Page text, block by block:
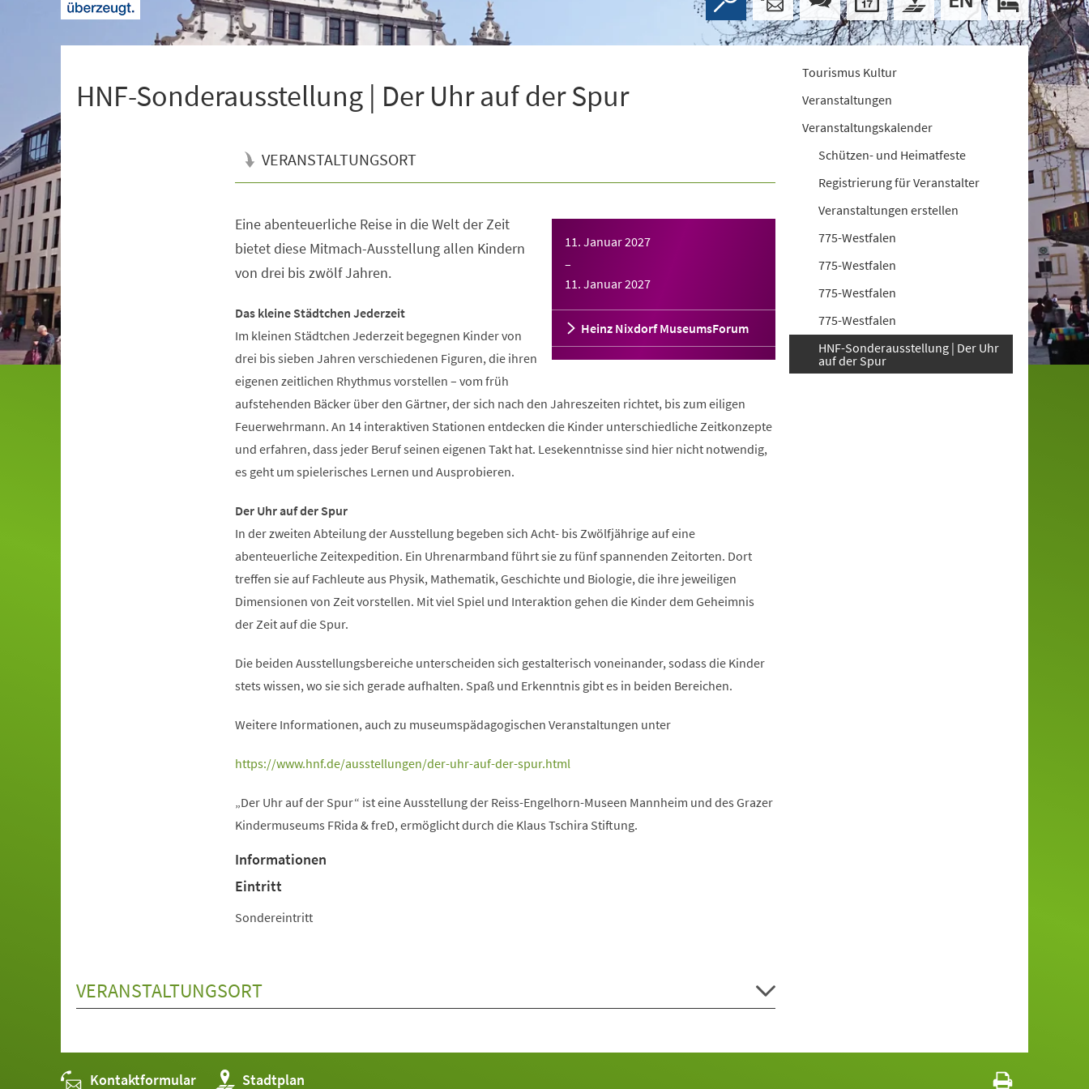
HNF-Sonderausstellung | Der Uhr auf der Spur
VERANSTALTUNGSORT
11. Januar 2027
–
11. Januar 2027
Heinz Nixdorf MuseumsForum
Eine abenteuerliche Reise in die Welt der Zeit
bietet diese Mitmach-Ausstellung allen Kindern
von drei bis zwölf Jahren.
Das kleine Städtchen Jederzeit
Im kleinen Städtchen Jederzeit begegnen Kinder von
drei bis sieben Jahren verschiedenen Figuren, die ihren
eigenen zeitlichen Rhythmus vorstellen – vom früh
aufstehenden Bäcker über den Gärtner, der sich nach den Jahreszeiten richtet, bis zum eiligen
Feuerwehrmann. An 14 interaktiven Stationen entdecken die Kinder unterschiedliche Zeitkonzepte
und erfahren, dass jeder Beruf seinen eigenen Takt hat. Lesekenntnisse sind hier nicht notwendig,
es geht um spielerisches Lernen und Ausprobieren.
Der Uhr auf der Spur
In der zweiten Abteilung der Ausstellung begeben sich Acht- bis Zwölfjährige auf eine
abenteuerliche Zeitexpedition. Ein Uhrenarmband führt sie zu fünf spannenden Zeitorten. Dort
treffen sie auf Fachleute aus Physik, Mathematik, Geschichte und Biologie, die ihre jeweiligen
Dimensionen von Zeit vorstellen. Mit viel Spiel und Interaktion gehen die Kinder dem Geheimnis
der Zeit auf die Spur.
Die beiden Ausstellungsbereiche unterscheiden sich gestalterisch voneinander, sodass die Kinder
stets wissen, wo sie sich gerade aufhalten. Spaß und Erkenntnis gibt es in beiden Bereichen.
Weitere Informationen, auch zu museumspädagogischen Veranstaltungen unter
https://www.hnf.de/ausstellungen/der-uhr-auf-der-spur.html
„Der Uhr auf der Spur“ ist eine Ausstellung der Reiss-Engelhorn-Museen Mannheim und des Grazer
Kindermuseums FRida & freD, ermöglicht durch die Klaus Tschira Stiftung.
Informationen
Eintritt
Sondereintritt
VERANSTALTUNGSORT
Tourismus Kultur
Veranstaltungen
Veranstaltungskalender
Schützen- und Heimatfeste
Registrierung für Veranstalter
Veranstaltungen erstellen
775-Westfalen
775-Westfalen
775-Westfalen
775-Westfalen
HNF-Sonderausstellung | Der Uhr
auf der Spur
Kontaktformular Stadtplan
(Öffnet